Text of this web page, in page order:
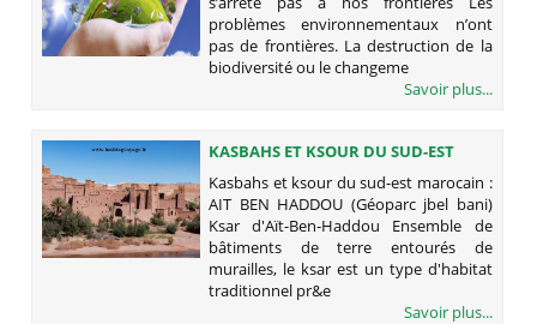
problèmes environnementaux n’ont
pas de frontières. La destruction de la
biodiversité ou le changeme
Savoir plus...
KASBAHS ET KSOUR DU SUD-EST
MAROCAIN : AIT BEN HADDOU
(GÉOPARC JBEL BANI)
Kasbahs et ksour du sud-est marocain :
AIT BEN HADDOU (Géoparc jbel bani)
Ksar d'Aït-Ben-Haddou Ensemble de
bâtiments de terre entourés de
murailles, le ksar est un type d'habitat
traditionnel pr&e
Savoir plus...